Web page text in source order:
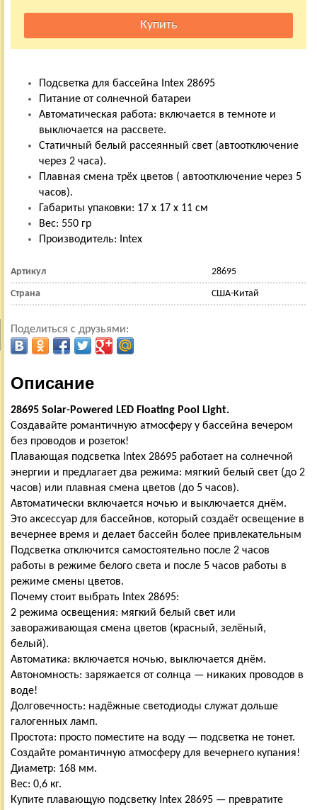
Подсветка для бассейна Intex 28695
Питание от солнечной батареи
Автоматическая работа: включается в темноте и
выключается на рассвете.
Статичный белый рассеянный свет (автоотключение
через 2 часа).
Плавная смена трёх цветов ( автоотключение через 5
часов).
Габариты упаковки: 17 х 17 х 11 см
Вес: 550 гр
Производитель: Intex
Артикул 28695
Страна США-Китай
Поделиться с друзьями:
Описание
28695 Solar-Powered LED Floating Pool Light.
Создавайте романтичную атмосферу у бассейна вечером
без проводов и розеток!
Плавающая подсветка Intex 28695 работает на солнечной
энергии и предлагает два режима: мягкий белый свет (до 2
часов) или плавная смена цветов (до 5 часов).
Автоматически включается ночью и выключается днём.
Это аксессуар для бассейнов, который создаёт освещение в
вечернее время и делает бассейн более привлекательным
Подсветка отключится самостоятельно после 2 часов
работы в режиме белого света и после 5 часов работы в
режиме смены цветов.
Почему стоит выбрать Intex 28695:
2 режима освещения: мягкий белый свет или
завораживающая смена цветов (красный, зелёный,
белый).
Автоматика: включается ночью, выключается днём.
Автономность: заряжается от солнца — никаких проводов в
воде!
Долговечность: надёжные светодиоды служат дольше
галогенных ламп.
Простота: просто поместите на воду — подсветка не тонет.
Создайте романтичную атмосферу для вечернего купания!
Диаметр: 168 мм.
Вес: 0,6 кг.
Купите плавающую подсветку Intex 28695 — превратите